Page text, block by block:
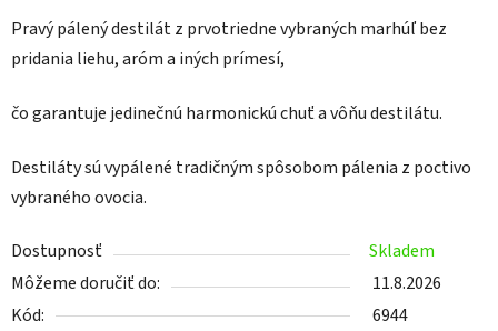
Pravý pálený destilát z prvotriedne vybraných marhúľ bez
pridania liehu, aróm a iných prímesí,
čo garantuje jedinečnú harmonickú chuť a vôňu destilátu.
Destiláty sú vypálené tradičným spôsobom pálenia z poctivo
vybraného ovocia.
Dostupnosť
Skladem
Môžeme doručiť do:
11.8.2026
Kód:
6944